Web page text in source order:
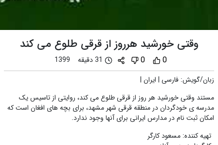
وقتی خورشید هرروز از قرقی طلوع می کند
0
0 31 دقیقه
1399
زبان/گویش: فارسی | ایران |
مستند وقتی خورشید هر روز از قرقی طلوع می کند، روایتی از تاسیس یک
مدرسه ی خودگردان در منطقه قرقی شهر مشهد، برای بچه های افغان است که
امکان ثبت نام در مدارس ایرانی برای آنها وجود ندارد.
تهیه کننده: مسعود کارگر